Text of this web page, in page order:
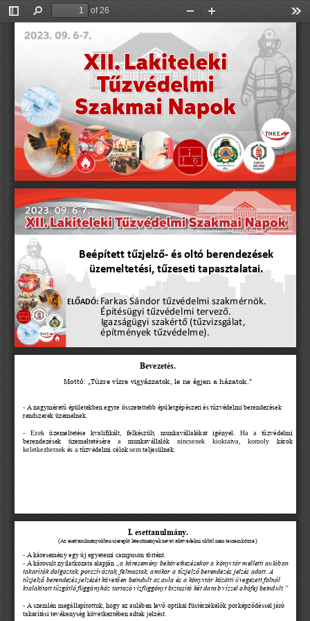
Toggle
Find
of 26
Zoom
Beépített tűzjelző-és oltó berendezések
üzemeltetési, tűzeseti tapasztalatai.
ELŐADÓ: Farkas Sándor tűzvédelmi szakmérnök.
Építésügyi tűzvédelmi tervező.
Igazságügyi szakértő (tűzvizsgálat,
építmények tűzvédelme).
Bevezetés.
Mottó: „Tűzre vízre vigyázzatok, le ne égjen a házatok.”
- A nagyméretű épületekben egyre összetettebb épületgépészeti és tűzvédelmi berendezések
rendszerek üzemelnek.
- Ezek üzemeltetése kvalifikált, felkészült, munkavállalókat igényel Ha a
tűzvédelmi
berendezések
üzemeltetésére a munkavállalók nincsenek kioktatva, komoly
károk
keletkezhetnek és a tűzvédelmi célok sem teljesülnek.
I. esettanulmány.
(Az esettanulmányokban szereplő létesítmények nevét adatvédelmi okból nem teszem közzé.)
- A káresemény egy új egyetemi campuson történt.
- A károsult nyilatkozata alapján
a káresemény bekövetkezésekor a könyvtár melletti aulában
takarítók dolgoztak, porszívóztak, felmostak, amikor a tűzjelző berendezés jelzés adott. A
tűzjelző berendezés jelzését követően beindult az aula és a könyvtár közötti üvegezett falnál
kialakított tűzgátló függönyhöz tartozó vízfüggönyt biztosító két darab vízzel oltófej beindult.”
- A szemlén megállapítottuk, hogy az aulában levő optikai füstérzékelők porképződéssel járó
takarítási tevékenység következtében adtak jelzést.